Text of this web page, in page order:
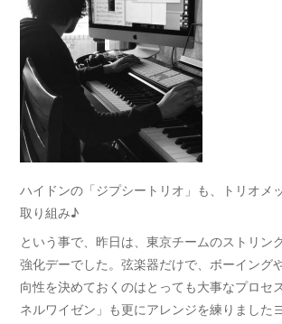
ハイドンの「ジプシートリオ」も、トリオメ
取り組み♪
という事で、昨日は、東京チームのストリン
強化デーでした。弦楽器だけで、ボーイング
向性を決めておくのはとっても大事なプロセ
ネルワイゼン」も更にアレンジを練りました